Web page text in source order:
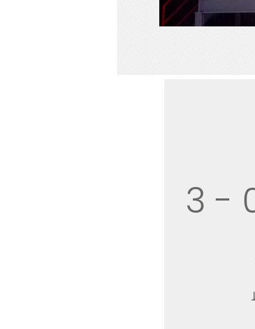
مضرب 0.5 - 3